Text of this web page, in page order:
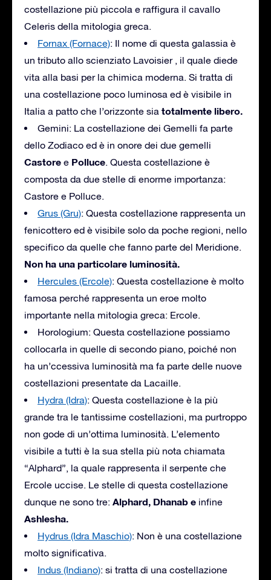
costellazione più piccola e raffigura il cavallo
Celeris della mitologia greca.
Fornax (Fornace): Il nome di questa galassia è
un tributo allo scienziato Lavoisier , il quale diede
vita alla basi per la chimica moderna. Si tratta di
una costellazione poco luminosa ed è visibile in
Italia a patto che l’orizzonte sia totalmente libero.
Gemini: La costellazione dei Gemelli fa parte
dello Zodiaco ed è in onore dei due gemelli
Castore e Polluce. Questa costellazione è
composta da due stelle di enorme importanza:
Castore e Polluce.
Grus (Gru): Questa costellazione rappresenta un
fenicottero ed è visibile solo da poche regioni, nello
specifico da quelle che fanno parte del Meridione.
Non ha una particolare luminosità.
Hercules (Ercole): Questa costellazione è molto
famosa perché rappresenta un eroe molto
importante nella mitologia greca: Ercole.
Horologium: Questa costellazione possiamo
collocarla in quelle di secondo piano, poiché non
ha un’ccessiva luminosità ma fa parte delle nuove
costellazioni presentate da Lacaille.
Hydra (Idra): Questa costellazione è la più
grande tra le tantissime costellazioni, ma purtroppo
non gode di un’ottima luminosità. L’elemento
visibile a tutti è la sua stella più nota chiamata
“Alphard”, la quale rappresenta il serpente che
Ercole uccise. Le stelle di questa costellazione
dunque ne sono tre: Alphard, Dhanab e infine
Ashlesha.
Hydrus (Idra Maschio): Non è una costellazione
molto significativa.
Indus (Indiano): si tratta di una costellazione